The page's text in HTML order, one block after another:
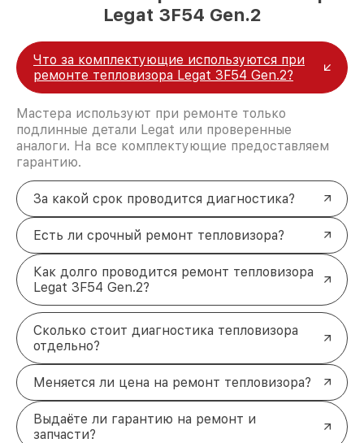
Legat 3F54 Gen.2
Что за комплектующие используются при
ремонте тепловизора Legat 3F54 Gen.2?
Мастера используют при ремонте только
подлинные детали Legat или проверенные
аналоги. На все комплектующие предоставляем
гарантию.
За какой срок проводится диагностика?
Есть ли срочный ремонт тепловизора?
Как долго проводится ремонт тепловизора
Legat 3F54 Gen.2?
Сколько стоит диагностика тепловизора
отдельно?
Меняется ли цена на ремонт тепловизора?
Выдаёте ли гарантию на ремонт и
запчасти?